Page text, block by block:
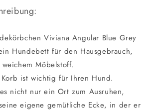
Viviana Angular Blue Grey
Hundebett für den Hausgebrauch,
Möbelstoff.
ist wichtig für Ihren Hund.
nicht nur ein Ort zum Ausruhen,
eigene gemütliche Ecke, in der er